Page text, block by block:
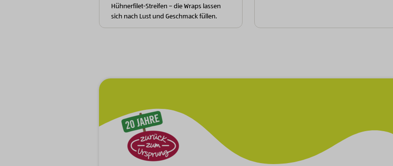
Hühnerfilet-Streifen – die Wraps lassen
sich nach Lust und Geschmack füllen.